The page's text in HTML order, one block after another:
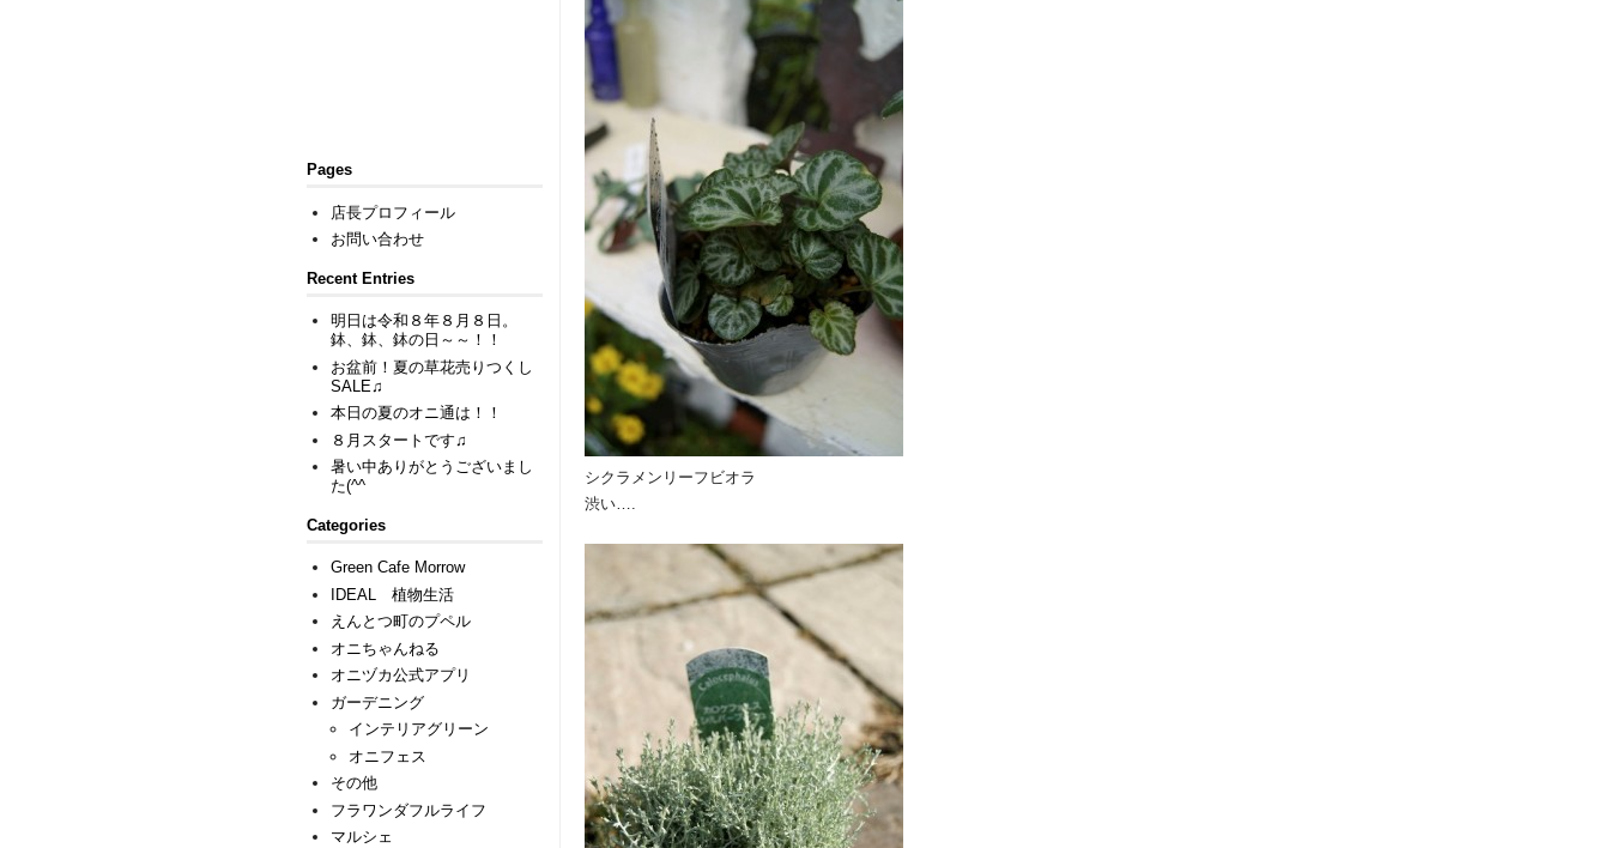
シクラメンリーフビオラ
渋い….
Pages
店長プロフィール
お問い合わせ
Recent Entries
明日は令和８年８月８日。
鉢、鉢、鉢の日～～！！
お盆前！夏の草花売りつくし
SALE♫
本日の夏のオニ通は！！
８月スタートです♫
暑い中ありがとうございまし
た(^^ゞ
Categories
Green Cafe Morrow
IDEAL 植物生活
えんとつ町のプペル
オニちゃんねる
オニヅカ公式アプリ
ガーデニング
インテリアグリーン
オニフェス
その他
フラワンダフルライフ
マルシェ